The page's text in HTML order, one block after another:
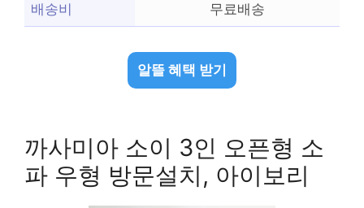
배송비 무료배송
알뜰 혜택 받기
까사미아 소이 3인 오픈형 소
파 우형 방문설치, 아이보리